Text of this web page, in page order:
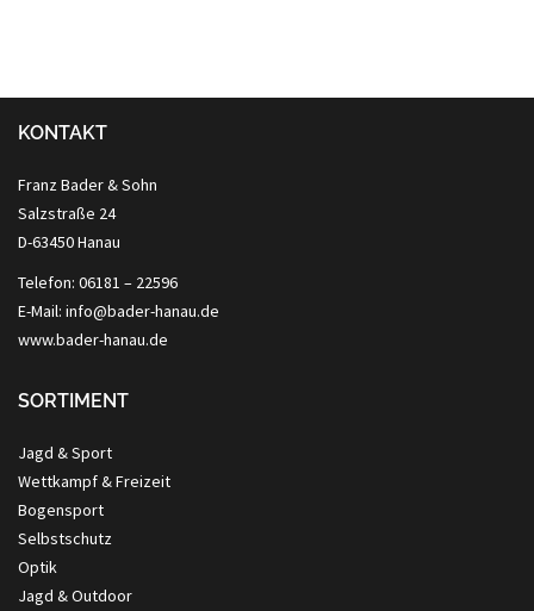
KONTAKT
Franz Bader & Sohn
Salzstraße 24
D-63450 Hanau
Telefon: 06181 – 22596
E-Mail: info@bader-hanau.de
www.bader-hanau.de
SORTIMENT
Jagd & Sport
Wettkampf & Freizeit
Bogensport
Selbstschutz
Optik
Jagd & Outdoor